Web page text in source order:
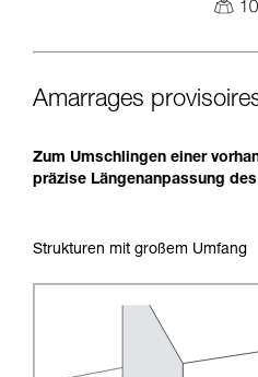
Amarrages
Zum Umschlingen einer
präzise Längenanpassung
Strukturen mit großem Umfang